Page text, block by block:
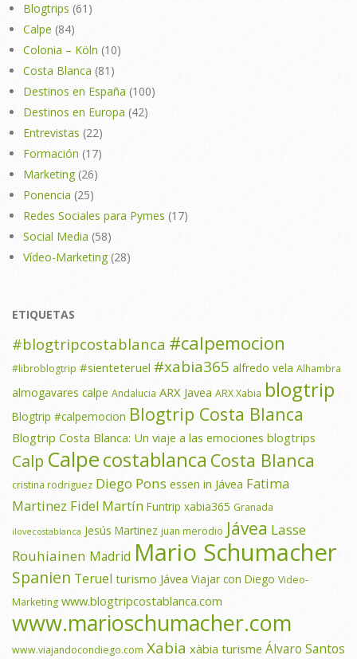
Blogtrips (61)
Calpe (84)
Colonia – Köln (10)
Costa Blanca (81)
Destinos en España (100)
Destinos en Europa (42)
Entrevistas (22)
Formación (17)
Marketing (26)
Ponencia (25)
Redes Sociales para Pymes (17)
Social Media (58)
Vídeo-Marketing(28)
ETIQUETAS
#blogtripcostablanca #calpemocion
#libroblogtrip #sienteteruel #xabia365 alfredo vela Alhambra
almogavares calpe Andalucia ARX Javea ARX Xabia blogtrip
Blogtrip #calpemocion Blogtrip Costa Blanca
Blogtrip Costa Blanca: Un viaje a las emociones blogtrips
Calp Calpecostablanca Costa Blanca
cristina rodriguez Diego Pons essen in Jávea Fatima
Martinez Fidel Martín Funtrip xabia365 Granada
ilovecostablanca Jesús Martinez juan merodio Jávea Lasse
Rouhiainen Madrid Mario Schumacher
Spanien Teruel turismo Jávea Viajar con Diego Video-
Marketing www.blogtripcostablanca.com
www.marioschumacher.com
www.viajandocondiego.com Xabia xàbia turisme Álvaro Santos